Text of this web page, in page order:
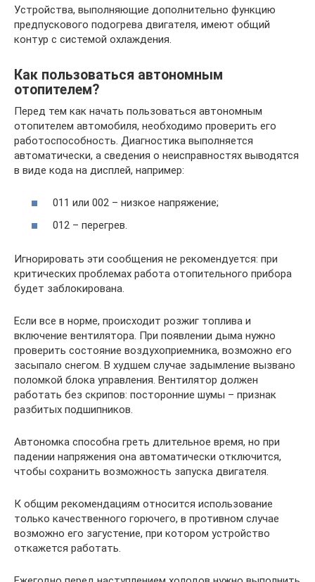
Устройства, выполняющие дополнительно функцию
предпускового подогрева двигателя, имеют общий
контур с системой охлаждения.
Как пользоваться автономным
отопителем?
Перед тем как начать пользоваться автономным
отопителем автомобиля, необходимо проверить его
работоспособность. Диагностика выполняется
автоматически, а сведения о неисправностях выводятся
в виде кода на дисплей, например:
011 или 002 – низкое напряжение;
012 – перегрев.
Игнорировать эти сообщения не рекомендуется: при
критических проблемах работа отопительного прибора
будет заблокирована.
Если все в норме, происходит розжиг топлива и
включение вентилятора. При появлении дыма нужно
проверить состояние воздухоприемника, возможно его
засыпало снегом. В худшем случае задымление вызвано
поломкой блока управления. Вентилятор должен
работать без скрипов: посторонние шумы – признак
разбитых подшипников.
Автономка способна греть длительное время, но при
падении напряжения она автоматически отключится,
чтобы сохранить возможность запуска двигателя.
К общим рекомендациям относится использование
только качественного горючего, в противном случае
возможно его загустение, при котором устройство
откажется работать.